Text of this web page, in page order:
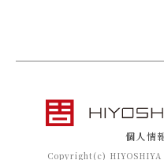
個人情
Copyright(c)